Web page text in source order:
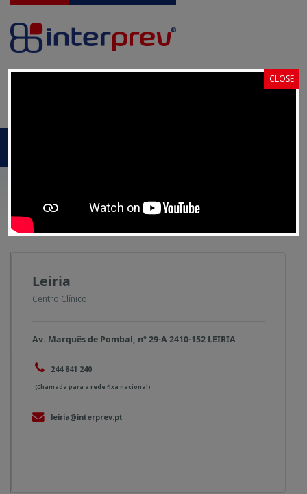
LEIRIA
Leiria
Centro Clínico
Av. Marquês de Pombal, nº 29-A 2410-152 LEIRIA
244 841 240
(Chamada para a rede fixa nacional)
leiria@interprev.pt
CLOSE